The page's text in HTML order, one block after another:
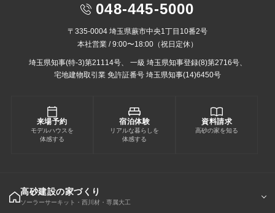
048-445-5000
〒335-0004 埼玉県蕨市中央1丁目10番2号
本社営業 / 9:00〜18:00（祝日定休）
埼玉県知事(特-3)第21114号、
一級 埼玉県知事登録(8)第2716号、
宅地建物取引業 免許証番号 埼玉県知事(14)6450号
来場予約
モデルハウスを
体感する
宿泊体験
リアルな暮らしを
体感する
資料請求
高砂の家を知る
高砂建設の家づくり
ソーラーサーキット・西川材・専属大工